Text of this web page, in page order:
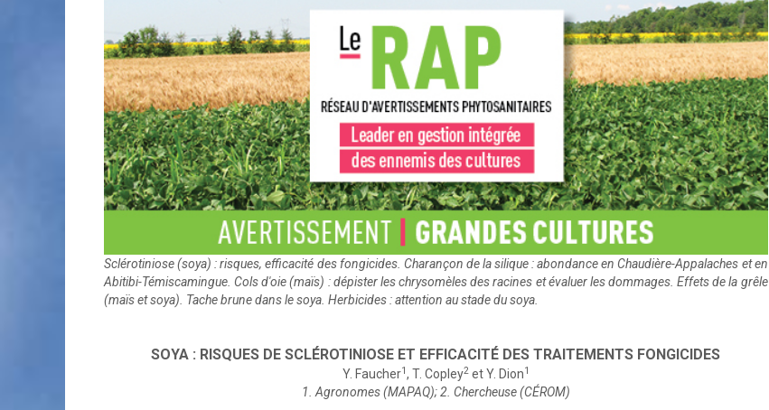
Sclérotiniose (soya) : risques, efficacité des fongicides. Charançon de la silique : abondance en Chaudière-Appalaches et en
Abitibi-Témiscamingue. Cols d'oie (maïs) : dépister les chrysomèles des racines et évaluer les dommages. Effets de la grêle
(maïs et soya). Tache brune dans le soya. Herbicides : attention au stade du soya.
SOYA : RISQUES DE SCLÉROTINIOSE ET EFFICACITÉ DES TRAITEMENTS FONGICIDES
Y. Faucher1, T. Copley2et Y. Dion1
1. Agronomes (MAPAQ); 2. Chercheuse (CÉROM)